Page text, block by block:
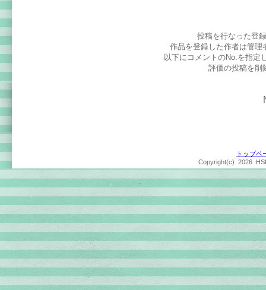
投稿を行なった登
作品を登録した作者は管
以下にコメントのNo.を指定
評価の投稿を削
トップペ
Copyright(c)2026